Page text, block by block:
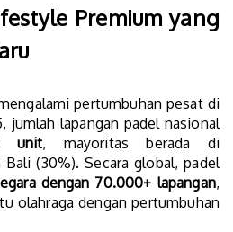
Premium yang
pertumbuhan pesat di
jumlah lapangan padel nasional
unit, mayoritas berada di
(30%). Secara global, padel
dengan 70.000+ lapangan,
olahraga dengan pertumbuhan